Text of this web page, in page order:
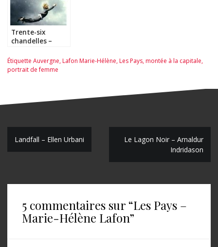
Trente-six
chandelles –
Roger
Étiquette Auvergne,Lafon Marie-Hélène,Les Pays,montée à la capitale,
portrait de femme
N
Landfall – Ellen Urbani
Le Lagon Noir – Arnaldur
Indridason
5 commentaires sur “Les Pays –
Marie-Hélène Lafon”